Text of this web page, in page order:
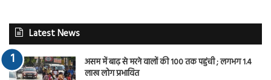
Latest News
असम में बाढ़ से मरने वालों की 100 तक पहुंची ; लगभग 1.4
लाख लोग प्रभावित